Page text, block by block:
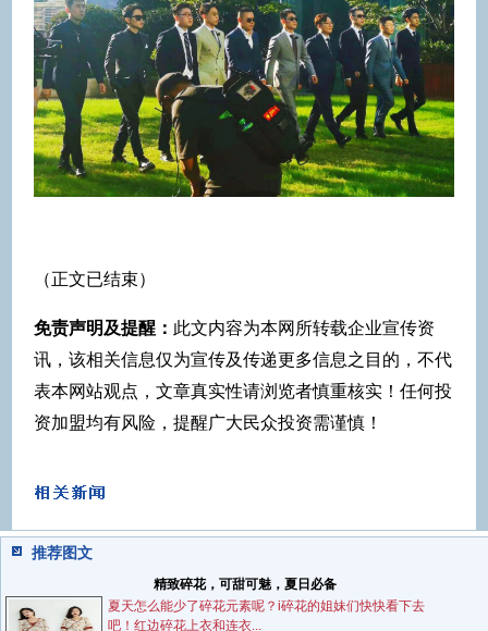
（正文已结束）
免责声明及提醒： 此文内容为本网所转载企业宣传资
讯，该相关信息仅为宣传及传递更多信息之目的，不代
表本网站观点，文章真实性请浏览者慎重核实！任何投
资加盟均有风险，提醒广大民众投资需谨慎！
推荐图文
精致碎花，可甜可魅，夏日必备
夏天怎么能少了碎花元素呢？i碎花的姐妹们快快看下去
吧！红边碎花上衣和连衣...